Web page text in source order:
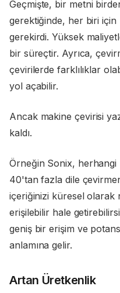
Geçmişte, bir metni
gerektiğinde, her biri için
gerekirdi. Yüksek
bir süreçtir. Ayrıca,
çevirilerde farklılıklar
yol açabilir.
Ancak makine çevirisi
kaldı.
Örneğin Sonix, herhangi
40'tan fazla dile
içeriğinizi küresel olarak
erişilebilir hale
geniş bir erişim ve
anlamına gelir.
Artan Üretkenlik